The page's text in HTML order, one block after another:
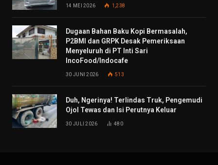
14 MEI 2026 1,238
Dugaan Bahan Baku Kopi Bermasalah,
P2BMI dan GRPK Desak Pemeriksaan
Menyeluruh di PT Inti Sari
IncoFood/Indocafe
30 JUNI 2026 513
Duh, Ngerinya! Terlindas Truk, Pengemudi
Ojol Tewas dan Isi Perutnya Keluar
30 JULI 2026 480